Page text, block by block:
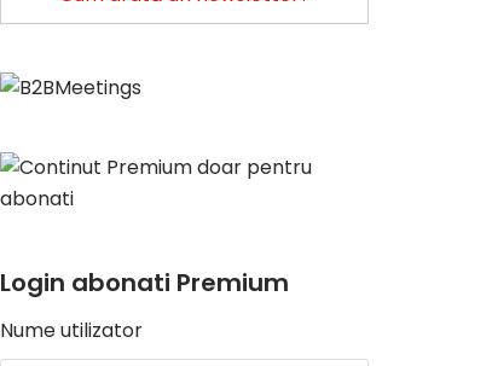
Login abonati Premium
Nume utilizator